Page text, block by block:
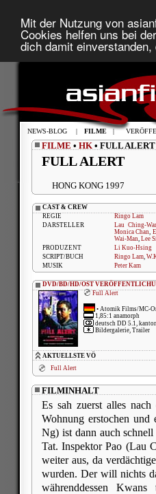
Mit der Nutzung von
Cookies helfen uns bei
dich damit
NEWS-BLOG | FILME |
FILME • HK • FULL ALERT
FULL ALERT
HONG KONG 1997
CAST & CREW
REGIE
Ringo Lam
DARSTELLER
Lau Ching-
Monica Chan,
Wai-Man, Lee
PRODUZENT
Li Kuo-Hsing
SCRIPT/BUCH
Ringo Lam,
MUSIK
Peter Kam
DVD/BD/HD/OST
Full Alert
• Atomik Films/MC-
1,85:1 anamorph
deutsch DD 5.1,
Bildergalerie, Trailer
AKTUELLSTE VÖ
Full Alert
FILMINHALT
Es sah zuerst alles
Wohnung erstochen
Ng) ist dann auch
Tat. Inspektor Pao (Lau
weiter aus, da
wurden. Der will nichts
währenddessen